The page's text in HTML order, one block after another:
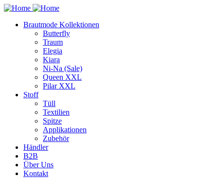
Brautmode Kollektionen
Butterfly
Traum
Elegia
Kiara
Ni-Na (Sale)
Queen XXL
Pilar XXL
Stoff
Tüll
Textilien
Spitze
Applikationen
Zubehör
Händler
B2B
Über Uns
Kontakt